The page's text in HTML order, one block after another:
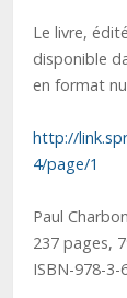
Le livre,
disponible
en format
http://
4/page/1
Paul
237 pages,
ISBN-978-3-